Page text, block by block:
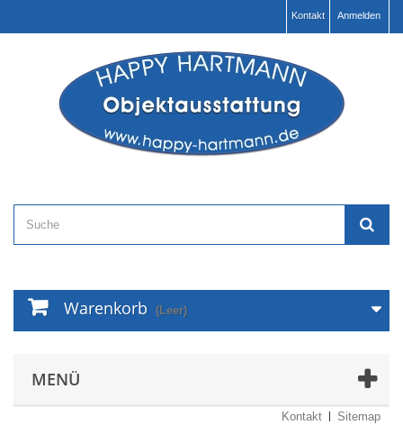
Anmelden
Kontakt
Warenkorb (Leer)
MENÜ
Kontakt Sitemap